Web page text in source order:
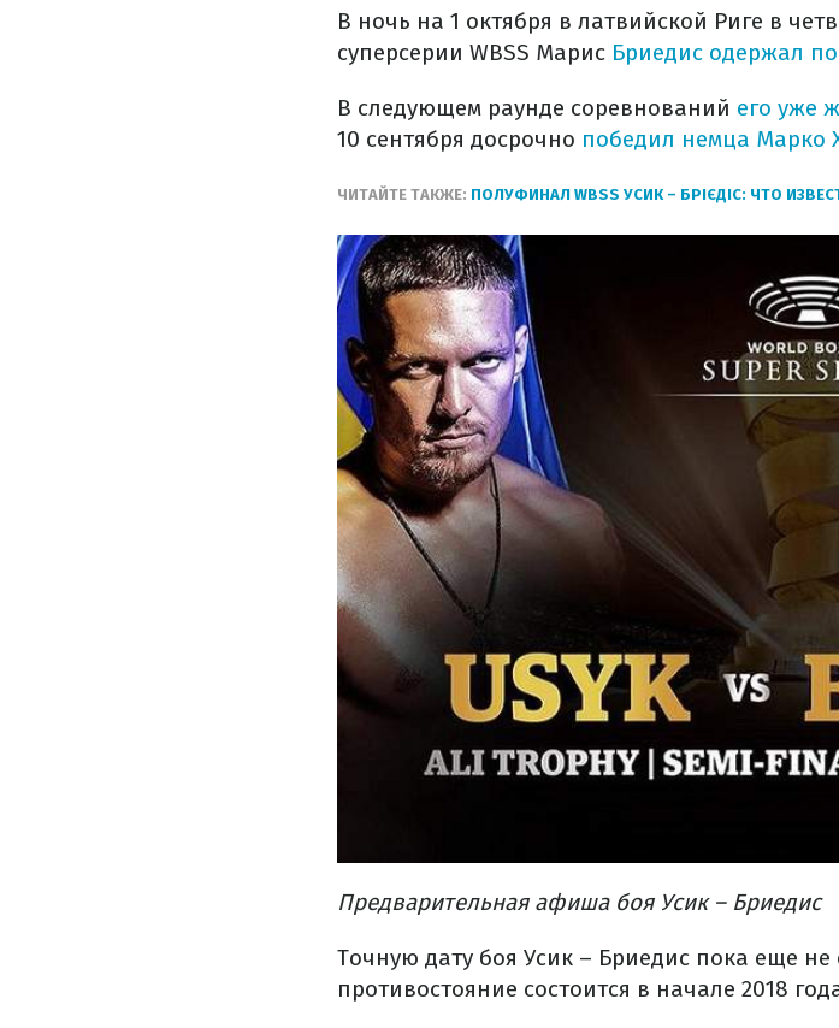
В ночь на 1 октября в латвийской Риге в
суперсерии WBSS Марис Бриедис одержал
В следующем раунде соревнований его уже
10 сентября досрочно победил немца Марко
ЧИТАЙТЕ ТАКЖЕ: ПОЛУФИНАЛ WBSS УСИК – БРІЄДІС: ЧТО
Предварительная афиша боя Усик – Бриедис
Точную дату боя Усик – Бриедис пока еще
противостояние состоится в начале 2018